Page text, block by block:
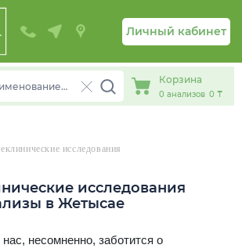
Личный кабинет
Корзина
0 анализов 0 ₸
исследования
исследования
в Жетысае
несомненно, заботится о